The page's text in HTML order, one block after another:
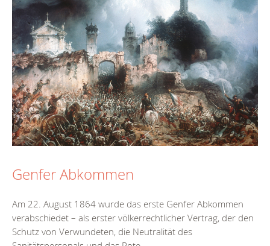
Genfer Abkommen
Am 22. August 1864 wurde das erste Genfer Abkommen
verabschiedet – als erster völkerrechtlicher Vertrag, der den
Schutz von Verwundeten, die Neutralität des